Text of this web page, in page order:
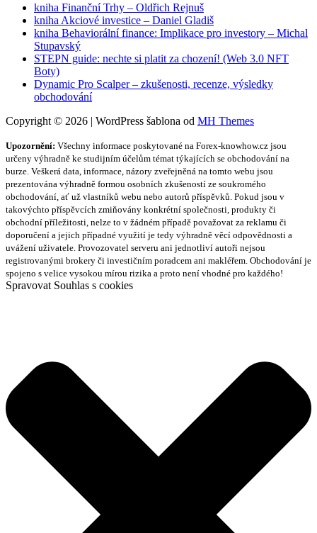
kniha Finanční Trhy – Oldřich Rejnuš
kniha Akciové investice – Daniel Gladiš
kniha Behaviorální finance: Implikace pro investory – Michal
Stupavský
STEPN guide: nechte si platit za chození! (Web 3.0 NFT
Boty)
Dynamic Pro Scalper – zkušenosti, recenze, výsledky
obchodování
Copyright © 2026 | WordPress šablona od MH Themes
Upozornění: Všechny informace poskytované na Forex-knowhow.cz jsou
určeny výhradně ke studijním účelům témat týkajících se obchodování na
burze. Veškerá data, informace, názory zveřejněná na tomto webu jsou
prezentována výhradně formou osobních zkušeností ze soukromého
obchodování, ať už vlastníků webu nebo autorů příspěvků. Pokud jsou v
takovýchto příspěvcích zmiňovány konkrétní společnosti, produkty či
obchodní příležitosti, nelze to v žádném případě považovat za reklamu či
doporučení a jejich případné využití je tedy výhradně věcí odpovědnosti a
uvážení uživatele. Provozovatel serveru ani jednotliví autoři nejsou
registrovanými brokery či investičním poradcem ani makléřem. Obchodování je
spojeno s velice vysokou mírou rizika a proto není vhodné pro každého!
Spravovat Souhlas s cookies